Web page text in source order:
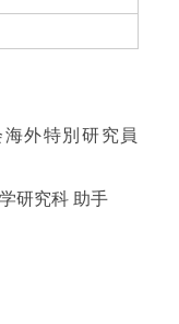
外特別研究員
研究科 助手